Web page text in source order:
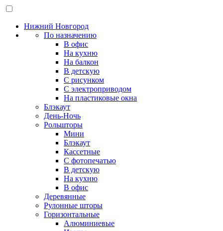
Нижний Новгород
По назначению
В офис
На кухню
На балкон
В детскую
С рисунком
С электроприводом
На пластиковые окна
Блэкаут
День-Ночь
Рольшторы
Мини
Блэкаут
Кассетные
С фотопечатью
В детскую
На кухню
В офис
Деревянные
Рулонные шторы
Горизонтальные
Алюминиевые